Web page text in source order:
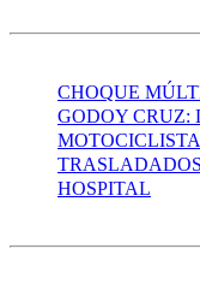
CHOQUE
GODOY CRUZ:
HOSPITAL